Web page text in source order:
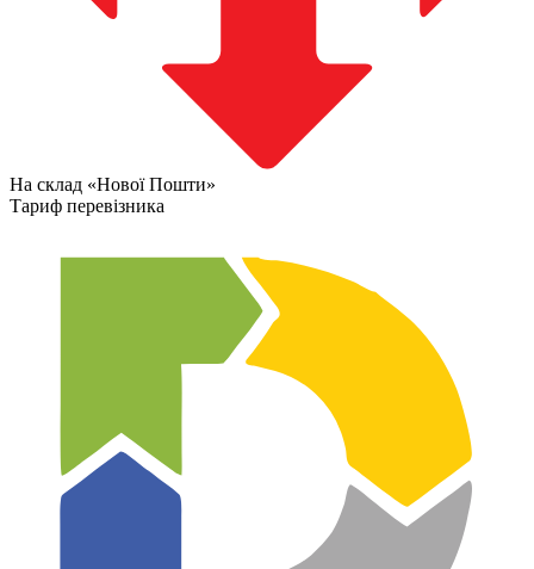
На склад «Нової Пошти»
Тариф перевізника